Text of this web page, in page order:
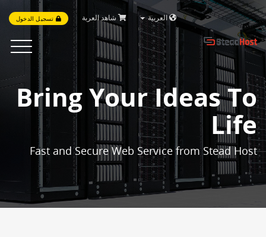
العربية شاهد العربة تسجيل الدخول
Toggle
Bring Your Ideas To
Life
Fast and Secure Web Service from Stead Host